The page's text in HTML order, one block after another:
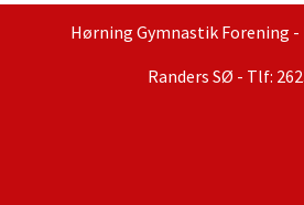
Hørning Gymnastik Forening -
Randers SØ - Tlf: